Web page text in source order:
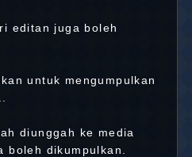
editan juga boleh
untuk mengumpulkan
diunggah ke media
boleh dikumpulkan.